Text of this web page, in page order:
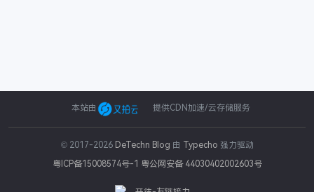
本站由 提供CDN加速/云存储服务
© 2017-2026 DeTechn Blog 由 Typecho 强力驱动
粤ICP备15008574号-1 粤公网安备 44030402002603号